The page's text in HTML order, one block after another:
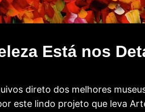
Está nos
direto dos melhores
este lindo projeto que leva